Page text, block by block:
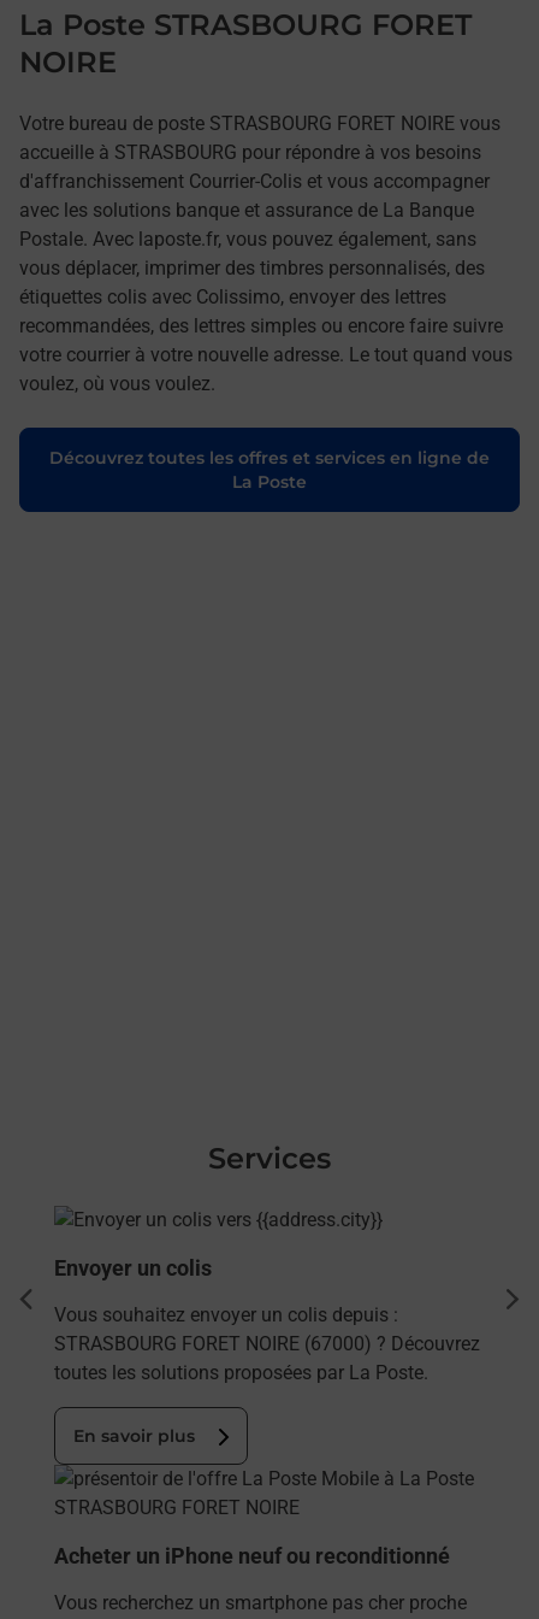
La Poste STRASBOURG FORET
NOIRE
Votre bureau de poste STRASBOURG FORET NOIRE vous
accueille à STRASBOURG pour répondre à vos besoins
d'affranchissement Courrier-Colis et vous accompagner
avec les solutions banque et assurance de La Banque
Postale. Avec laposte.fr, vous pouvez également, sans
vous déplacer, imprimer des timbres personnalisés, des
étiquettes colis avec Colissimo, envoyer des lettres
recommandées, des lettres simples ou encore faire suivre
votre courrier à votre nouvelle adresse. Le tout quand vous
voulez, où vous voulez.
Découvrez toutes les offres et services en ligne de
La Poste
Services
En savoir plus
Envoyer un colis
Vous souhaitez envoyer un colis depuis :
STRASBOURG FORET NOIRE (67000) ? Découvrez
toutes les solutions proposées par La Poste.
En savoir plus
En savoir plus
Acheter un iPhone neuf ou reconditionné
Vous recherchez un smartphone pas cher proche